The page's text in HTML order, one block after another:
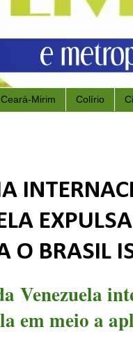
Ceará-Mirim Colírio
O BRASIL
Venezuela
em meio a